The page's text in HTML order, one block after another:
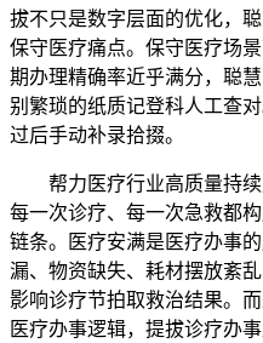
拔不只是数字层面的优化，
保守医疗痛点。保守医疗场
期办理精确率近乎满分，聪
别繁琐的纸质记登科人工查
过后手动补录拾掇。
帮力医疗行业高质量持续
每一次诊疗、每一次急救都
链条。医疗安满是医疗办事
漏、物资缺失、耗材摆放紊
影响诊疗节拍取救治结果。
医疗办事逻辑，提拔诊疗办